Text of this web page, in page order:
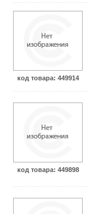
код товара: 449914
код товара: 449898